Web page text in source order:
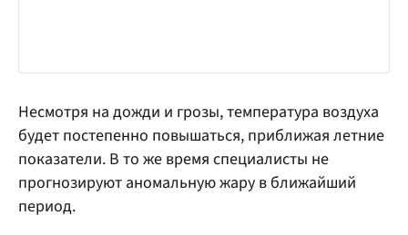
Несмотря на дожди и грозы, температура воздуха
будет постепенно повышаться, приближая летние
показатели. В то же время специалисты не
прогнозируют аномальную жару в ближайший
период.